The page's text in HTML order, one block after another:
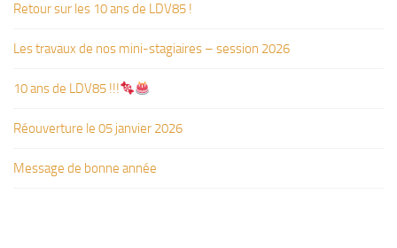
Retour sur les 10 ans de LDV85 !
Les travaux de nos mini-stagiaires – session 2026 ‍‍‍‍‍
10 ans de LDV85 !!!
Réouverture le 05 janvier 2026
Message de bonne année